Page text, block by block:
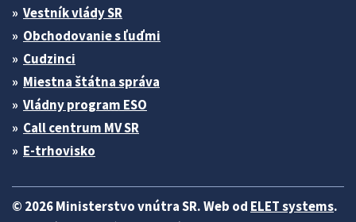
Vestník vlády SR
Obchodovanie s ľuďmi
Cudzinci
Miestna štátna správa
Vládny program ESO
Call centrum MV SR
E-trhovisko
© 2026 Ministerstvo vnútra SR. Web od ELET systems.